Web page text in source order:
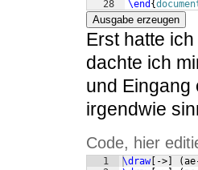
28
\end {
Ausgabe erzeugen
Erst hatte
dachte ich
und Eingang
irgendwie
Code, hier
1
\draw[ -> (